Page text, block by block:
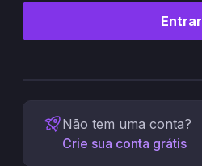
Entrar
Não tem uma conta?
Crie sua conta grátis